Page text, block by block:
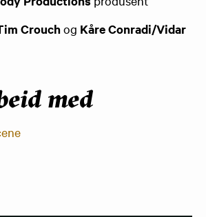
Crouchog Kåre Conradi/Vidar
med